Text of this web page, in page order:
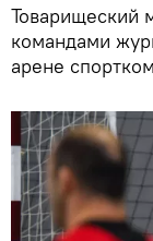
Товарищеский
командами
арене